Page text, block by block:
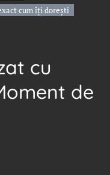
cum îți dorești
cu
de